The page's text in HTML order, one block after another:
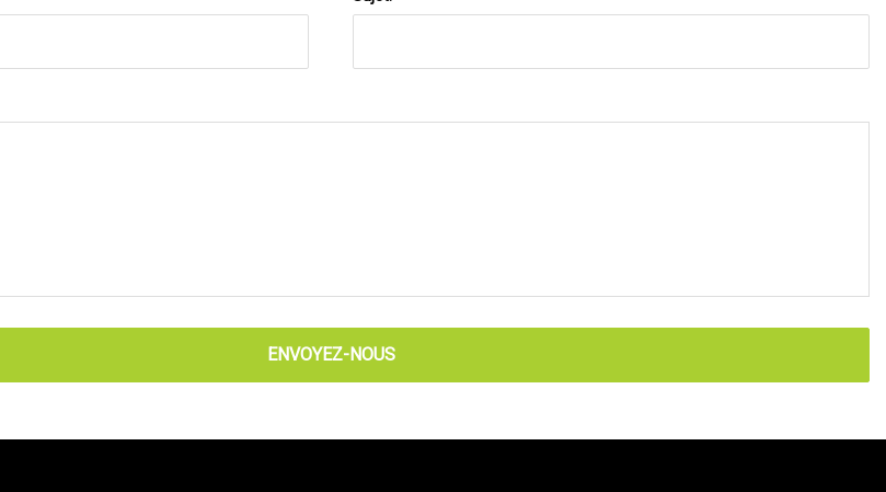
ENVOYEZ-NOUS